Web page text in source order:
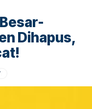
Dihapus,